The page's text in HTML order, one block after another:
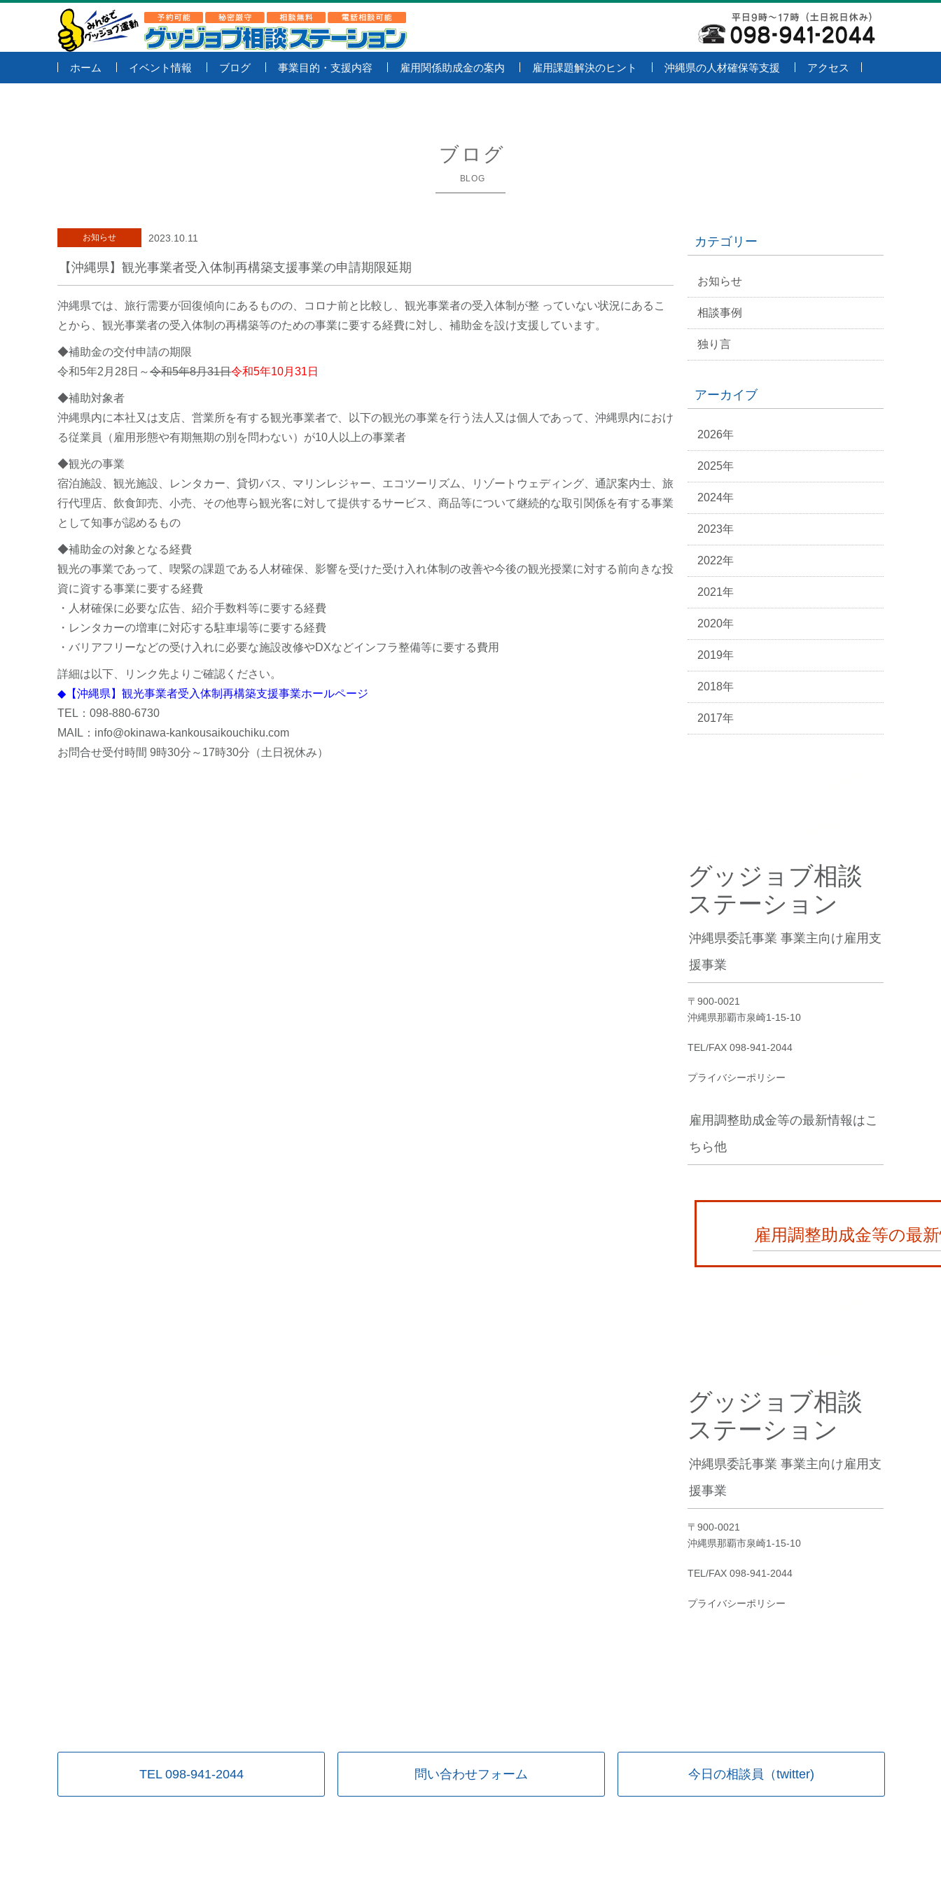
ホーム イベント情報 ブログ 事業目的・支援内容 雇用関係助成金の案内 雇用課題解決のヒント 沖縄県の人材確保等支援 アクセス
ブログ
BLOG
お知らせ 2023.10.11
【沖縄県】観光事業者受入体制再構築支援事業の申請期限延期
沖縄県では、旅行需要が回復傾向にあるものの、コロナ前と比較し、観光事業者の受入体制が整 っていない状況にあるこ
とから、観光事業者の受入体制の再構築等のための事業に要する経費に対し、補助金を設け支援しています。
◆補助金の交付申請の期限
令和5年2月28日～令和5年8月31日令和5年10月31日
◆補助対象者
沖縄県内に本社又は支店、営業所を有する観光事業者で、以下の観光の事業を行う法人又は個人であって、沖縄県内におけ
る従業員（雇用形態や有期無期の別を問わない）が10人以上の事業者
◆観光の事業
宿泊施設、観光施設、レンタカー、貸切バス、マリンレジャー、エコツーリズム、リゾートウェディング、通訳案内士、旅
行代理店、飲食卸売、小売、その他専ら観光客に対して提供するサービス、商品等について継続的な取引関係を有する事業
として知事が認めるもの
◆補助金の対象となる経費
観光の事業であって、喫緊の課題である人材確保、影響を受けた受け入れ体制の改善や今後の観光授業に対する前向きな投
資に資する事業に要する経費
・人材確保に必要な広告、紹介手数料等に要する経費
・レンタカーの増車に対応する駐車場等に要する経費
・バリアフリーなどの受け入れに必要な施設改修やDXなどインフラ整備等に要する費用
詳細は以下、リンク先よりご確認ください。
◆【沖縄県】観光事業者受入体制再構築支援事業ホールページ
TEL：098-880-6730
MAIL：info@okinawa-kankousaikouchiku.com
お問合せ受付時間 9時30分～17時30分（土日祝休み）
カテゴリー
お知らせ
相談事例
独り言
アーカイブ
2026年
2025年
2024年
2023年
2022年
2021年
2020年
2019年
2018年
2017年
グッジョブ相談
ステーション
沖縄県委託事業 事業主向け雇用支
援事業
〒900-0021
沖縄県那覇市泉崎1-15-10
TEL/FAX 098-941-2044
プライバシーポリシー
雇用調整助成金等の最新情報はこ
ちら他
雇用調整助成金等の最
グッジョブ相談
ステーション
沖縄県委託事業 事業主向け雇用支
援事業
〒900-0021
沖縄県那覇市泉崎1-15-10
TEL/FAX 098-941-2044
プライバシーポリシー
TEL 098-941-2044 問い合わせフォーム 今日の相談員（twitter)